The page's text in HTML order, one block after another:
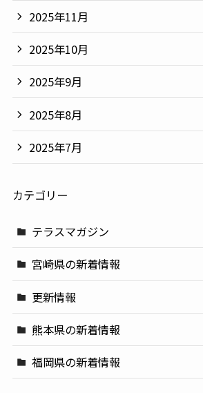
2025年11月
2025年10月
2025年9月
2025年8月
2025年7月
カテゴリー
テラスマガジン
宮崎県の新着情報
更新情報
熊本県の新着情報
福岡県の新着情報